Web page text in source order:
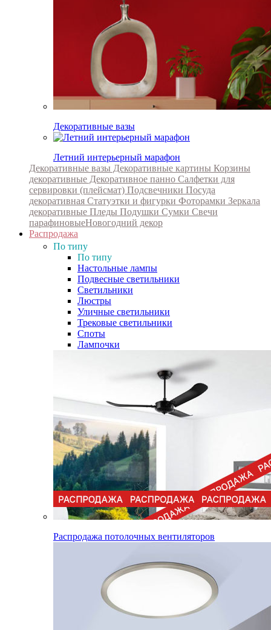
Декоративные вазы
Летний интерьерный марафон
Декоративные вазы Декоративные картины Корзины
декоративные Декоративное панно Салфетки для
сервировки (плейсмат) Подсвечники Посуда
декоративная Статуэтки и фигурки Фоторамки Зеркала
декоративные Пледы Подушки Сумки Свечи
парафиновыеНовогодний декор
Распродажа
По типу
По типу
Настольные лампы
Подвесные светильники
Светильники
Люстры
Уличные светильники
Трековые светильники
Споты
Лампочки
Распродажа потолочных вентиляторов